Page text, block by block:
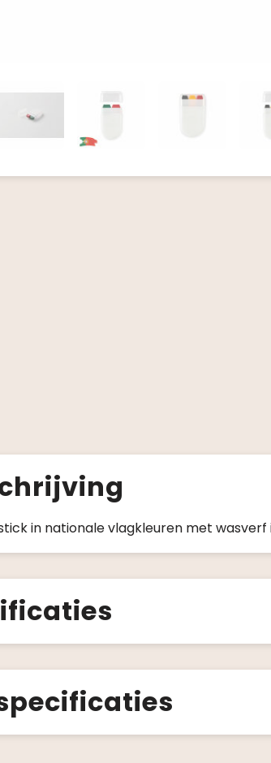
in nationale vlagkleuren met wasverf